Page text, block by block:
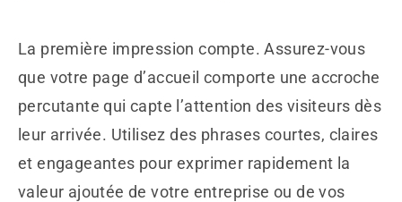
La première impression compte. Assurez-vous
que votre page d’accueil comporte une accroche
percutante qui capte l’attention des visiteurs dès
leur arrivée. Utilisez des phrases courtes, claires
et engageantes pour exprimer rapidement la
valeur ajoutée de votre entreprise ou de vos